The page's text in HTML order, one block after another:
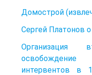
Домострой
Сергей Платонов
Организация
интервентов в